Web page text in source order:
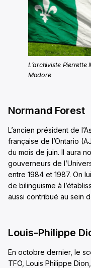
L’archiviste
Madore
Normand Forest
L’ancien président de
française de l’Ontario
du mois de juin. Il aura
gouverneurs de
entre 1984 et 1987. On
de bilinguisme à
aussi contribué au sein
Louis-Philippe
En octobre dernier, le
TFO, Louis Philippe